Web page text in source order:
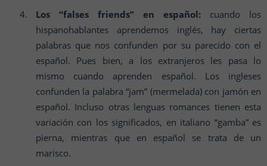
Los “falses friends” en español: cuando los
hispanohablantes aprendemos inglés, hay ciertas
palabras que nos confunden por su parecido con el
español. Pues bien, a los extranjeros les pasa lo
mismo cuando aprenden español. Los ingleses
confunden la palabra “jam” (mermelada) con jamón en
español. Incluso otras lenguas romances tienen esta
variación con los significados, en italiano “gamba” es
pierna, mientras que en español se trata de un
marisco.